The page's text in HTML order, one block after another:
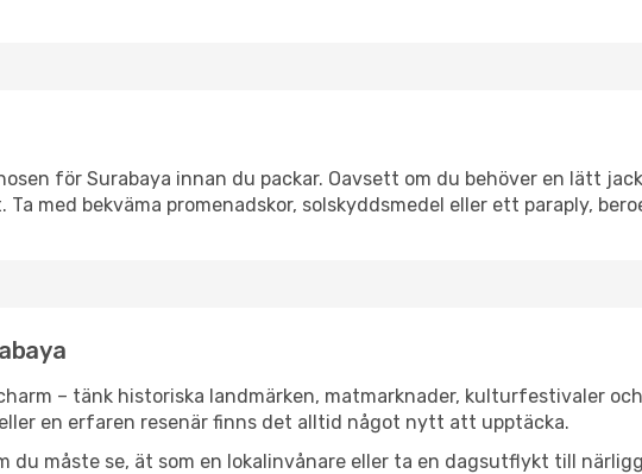
för Surabaya innan du packar. Oavsett om du behöver en lätt
med bekväma promenadskor, solskyddsmedel eller ett paraply,
– tänk historiska landmärken, matmarknader, kulturfestivaler
en erfaren resenär finns det alltid något nytt att upptäcka.
du måste se, ät som en lokalinvånare eller ta en dagsutflykt till